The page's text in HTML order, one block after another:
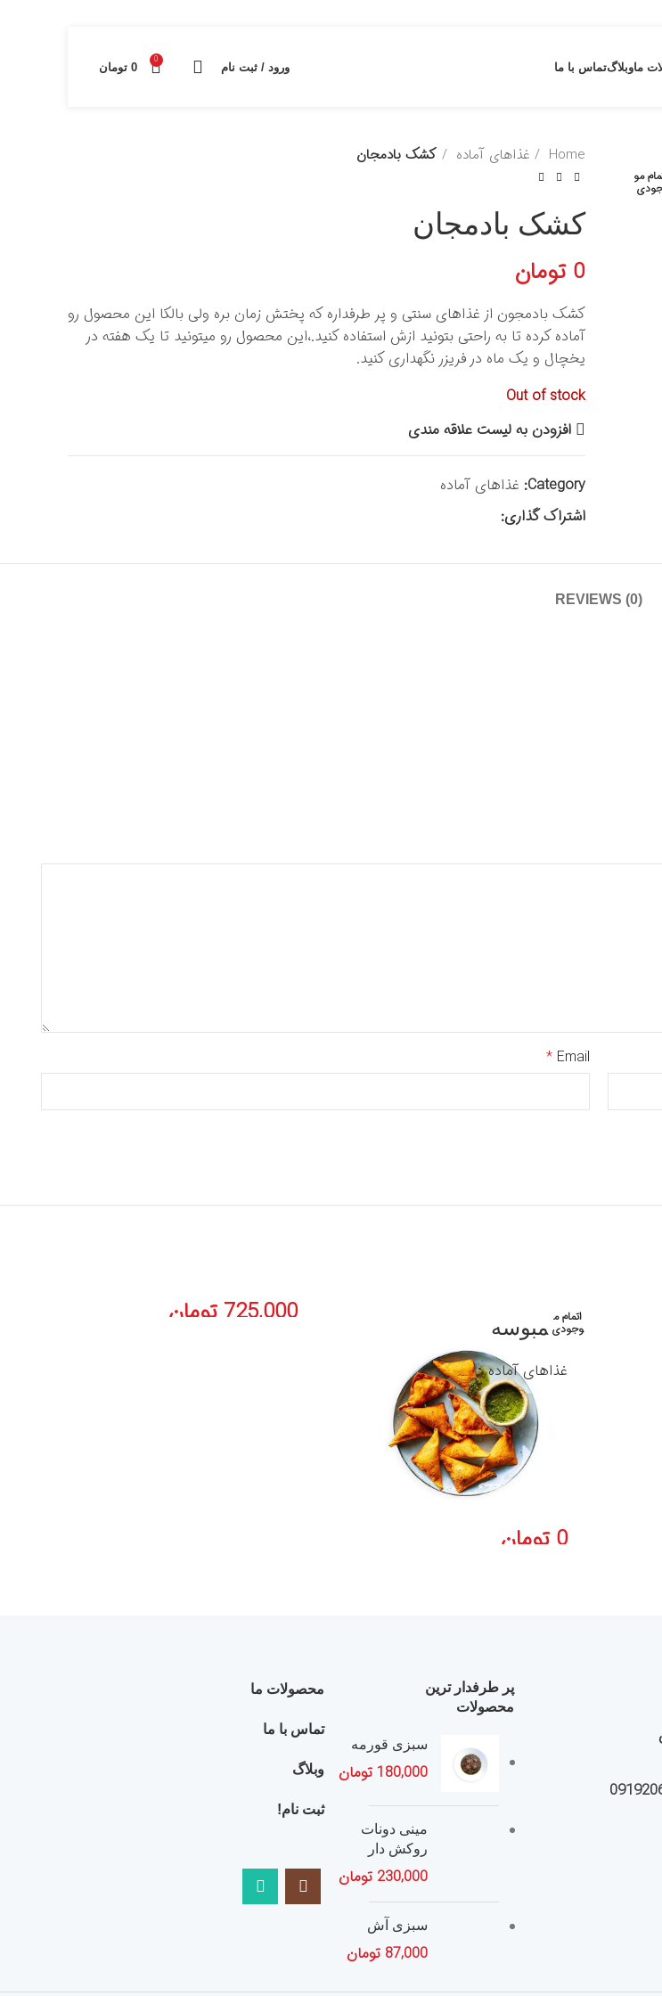
ماوبلاگتماس با ما ورود / ثبت نام
0
0 تومان
مو
جودی
Home غذاهای آماده کشک بادمجان
کشک بادمجان
0 تومان
کشک بادمجون از غذاهای سنتی و پر طرفداره که پختش زمان بره ولی بالکا این محصول رو
آماده کرده تا به راحتی بتونید ازش استفاده کنید.،این محصول رو میتونید تا یک هفته در
یخچال و یک ماه در فریزر نگهداری کنید.
Out of stock
افزودن به لیست علاقه مندی
Category: غذاهای آماده
اشتراک گذاری:
REVIEWS (0)
Email
*
اتمام م
وجودیسمبوسه
غذاهای آماده
0 تومان
725,000 تومان
پر طرفدار ترین
محصولات
سبزی قورمه
180,000 تومان
مینی دونات
روکش دار
230,000 تومان
سبزی آش
87,000 تومان
محصولات ما
تماس با ما
وبلاگ
ثبت نام!